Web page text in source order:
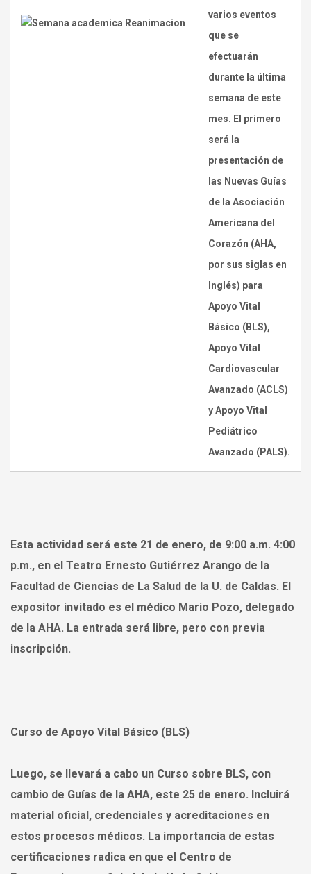
varios eventos
que se
efectuarán
durante la última
semana de este
mes. El primero
será la
presentación de
las Nuevas Guías
de la Asociación
Americana del
Corazón (AHA,
por sus siglas en
Inglés) para
Apoyo Vital
Básico (BLS),
Apoyo Vital
Cardiovascular
Avanzado (ACLS)
y Apoyo Vital
Pediátrico
Avanzado (PALS).
Esta actividad será este 21 de enero, de 9:00 a.m. 4:00
p.m., en el Teatro Ernesto Gutiérrez Arango de la
Facultad de Ciencias de La Salud de la U. de Caldas. El
expositor invitado es el médico Mario Pozo, delegado
de la AHA. La entrada será libre, pero con previa
inscripción.
Curso de Apoyo Vital Básico (BLS)
Luego, se llevará a cabo un Curso sobre BLS, con
cambio de Guías de la AHA, este 25 de enero. Incluirá
material oficial, credenciales y acreditaciones en
estos procesos médicos. La importancia de estas
certificaciones radica en que el Centro de